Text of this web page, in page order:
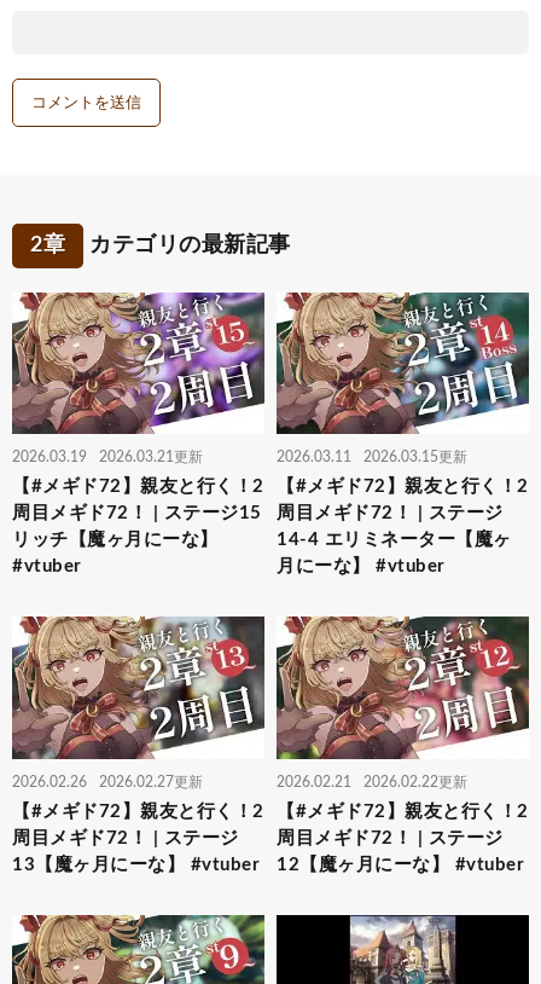
2章 カテゴリの最新記事
2026.03.19 2026.03.21更新
【#メギド72】親友と行く！2
周目メギド72！ | ステージ15
リッチ【魔ヶ月にーな】
#vtuber
2026.03.11 2026.03.15更新
【#メギド72】親友と行く！2
周目メギド72！ | ステージ
14-4 エリミネーター【魔ヶ
月にーな】 #vtuber
2026.02.26 2026.02.27更新
【#メギド72】親友と行く！2
周目メギド72！ | ステージ
13【魔ヶ月にーな】 #vtuber
2026.02.21 2026.02.22更新
【#メギド72】親友と行く！2
周目メギド72！ | ステージ
12【魔ヶ月にーな】 #vtuber